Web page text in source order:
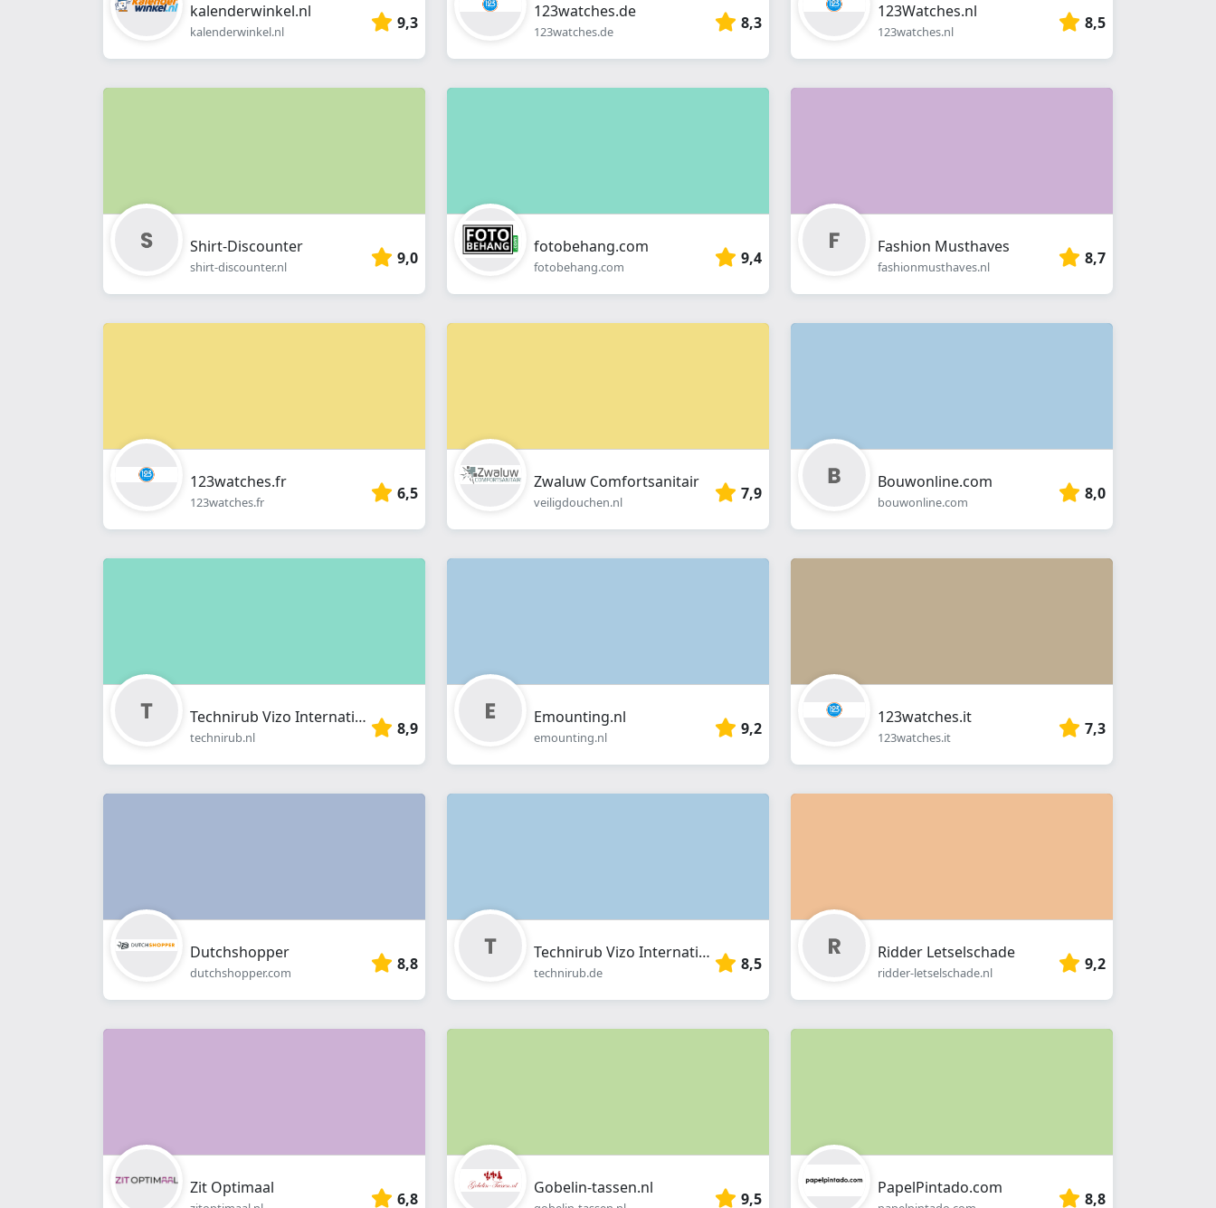
kalenderwinkel.nl
kalenderwinkel.nl 9,3
123watches.de
123watches.de 8,3
123Watches.nl
123watches.nl 8,5
Shirt-Discounter
shirt-discounter.nl 9,0
fotobehang.com
fotobehang.com 9,4
Fashion Musthaves
fashionmusthaves.nl 8,7
123watches.fr
123watches.fr 6,5
Zwaluw Comfortsanitair
veiligdouchen.nl 7,9
Bouwonline.com
bouwonline.com 8,0
Technirub Vizo International B.V.
technirub.nl 8,9
Emounting.nl
emounting.nl 9,2
123watches.it
123watches.it 7,3
Dutchshopper
dutchshopper.com 8,8
Technirub Vizo International
technirub.de 8,5
Ridder Letselschade
ridder-letselschade.nl 9,2
Zit Optimaal
6,8
Gobelin-tassen.nl
9,5
PapelPintado.com
8,8